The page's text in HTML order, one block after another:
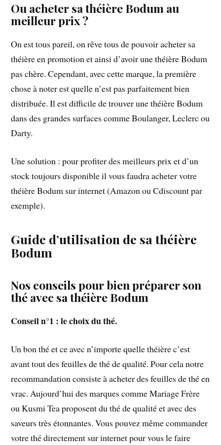
Ou acheter sa théière Bodum au
meilleur prix ?
On est tous pareil, on rêve tous de pouvoir acheter sa
théière en promotion et ainsi d’avoir une théière Bodum
pas chère. Cependant, avec cette marque, la première
chose à noter est quelle n’est pas parfaitement bien
distribuée. Il est difficile de trouver une théière Bodum
dans des grandes surfaces comme Boulanger, Leclerc ou
Darty.
Une solution : pour profiter des meilleurs prix et d’un
stock toujours disponible il vous faudra acheter votre
théière Bodum sur internet (Amazon ou Cdiscount par
exemple).
Guide d’utilisation de sa théière
Bodum
Nos conseils pour bien préparer son
thé avec sa théière Bodum
Conseil n°1 : le choix du thé.
Un bon thé et ce avec n’importe quelle théière c’est
avant tout des feuilles de thé de qualité. Pour cela notre
recommandation consiste à acheter des feuilles de thé en
vrac. Aujourd’hui des marques comme Mariage Frère
ou Kusmi Tea proposent du thé de qualité et avec des
saveurs très étonnantes. Vous pouvez même commander
votre thé directement sur internet pour vous le faire